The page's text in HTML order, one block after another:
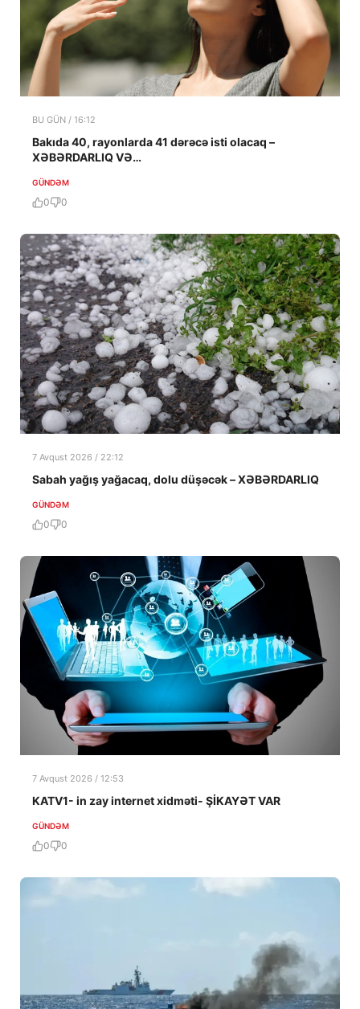
BU GÜN / 16:12
Bakıda 40, rayonlarda 41 dərəcə isti olacaq –
XƏBƏRDARLIQ VƏ…
GÜNDƏM
0 0
7 Avqust 2026 / 22:12
Sabah yağış yağacaq, dolu düşəcək – XƏBƏRDARLIQ
GÜNDƏM
0 0
7 Avqust 2026 / 12:53
KATV1- in zay internet xidməti- ŞİKAYƏT VAR
GÜNDƏM
0 0